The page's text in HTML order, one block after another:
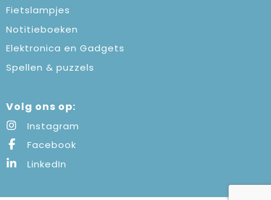
Fietslampjes
Notitieboeken
Elektronica en Gadgets
Spellen & puzzels
Volg ons op:
Instagram
Facebook
LinkedIn